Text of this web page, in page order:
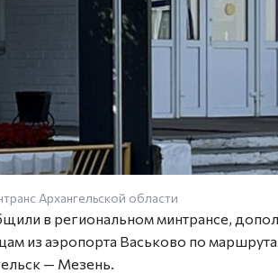
Архангельской области
в региональном минтрансе,
из аэропорта Васьково по
— Мезень.